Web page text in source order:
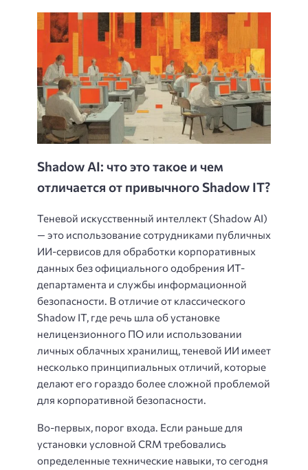
Shadow AI: чтоэто такое и чем
отличается от привычного Shadow IT?
Теневой искусственный интеллект (Shadow AI)
— это использование сотрудниками публичных
ИИ-сервисов для обработки корпоративных
данных без официального одобрения ИТ-
департамента и службы информационной
безопасности. В отличие от классического
Shadow IT, где речь шла об установке
нелицензионного ПО или использовании
личных облачных хранилищ, теневой ИИ имеет
несколько принципиальных отличий, которые
делают его гораздо более сложной проблемой
для корпоративной безопасности.
Во-первых, порог входа. Если раньше для
установки условной CRM требовались
определенные технические навыки, то сегодня